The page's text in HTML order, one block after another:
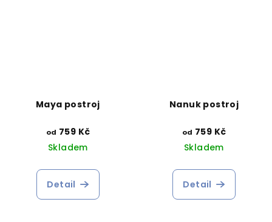
Maya postroj
od 759 Kč
Skladem
Detail
Nanuk postroj
od 759 Kč
Skladem
Detail